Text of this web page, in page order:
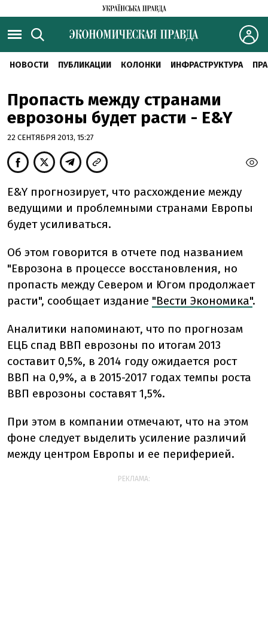
НОВОСТИ ПУБЛИКАЦИИ КОЛОНКИ ИНФРАСТРУКТУРА
Пропасть между странами
еврозоны будет расти - E&Y
22 СЕНТЯБРЯ 2013, 15:27
E&Y прогнозирует, что расхождение между
ведущими и проблемными странами Европы
будет усиливаться.
Об этом говорится в отчете под названием
"Еврозона в процессе восстановления, но
пропасть между Севером и Югом продолжает
расти", сообщает издание "Вести Экономика".
Аналитики напоминают, что по прогнозам
ЕЦБ спад ВВП еврозоны по итогам 2013
составит 0,5%, в ​​2014 году ожидается рост
ВВП на 0,9%, а в 2015-2017 годах темпы роста
ВВП еврозоны составят 1,5%.
При этом в компании отмечают, что на этом
фоне следует выделить усиление различий
между центром Европы и ее периферией.
РЕКЛАМА: